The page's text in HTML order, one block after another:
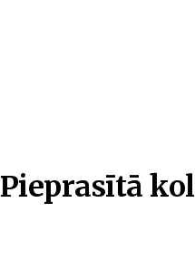
Pieprasītā